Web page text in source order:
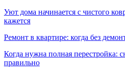
Уют дома начинается с чистого
кажется
Ремонт в квартире: когда без
Когда нужна полная перестройка:
правильно